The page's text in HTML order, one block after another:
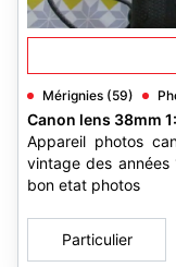
Mérignies (59)
Canon lens 38mm
Appareil photos
vintage des
bon etat photos
Particulier